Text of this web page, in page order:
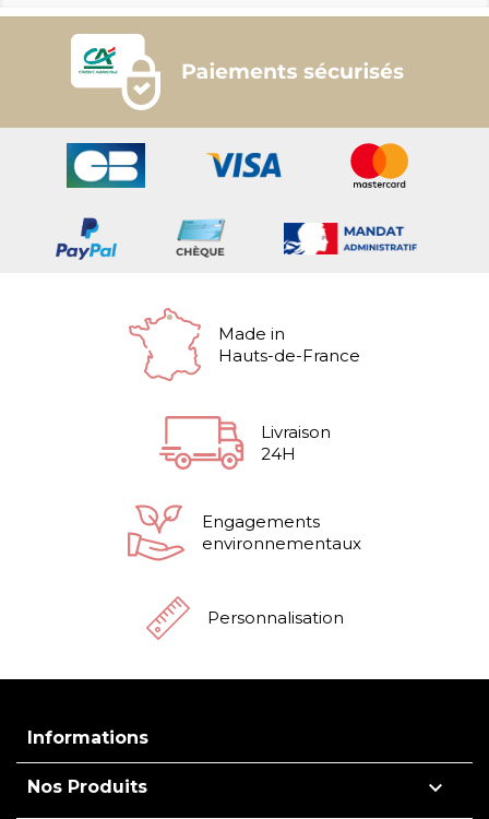
Made in
Hauts-de-France
Livraison
24H
Engagements
environnementaux
Personnalisation
Informations
Nos Produits 